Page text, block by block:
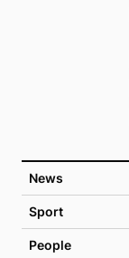
News
Sport
People